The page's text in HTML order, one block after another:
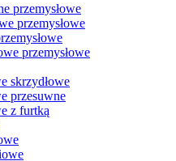
przemysłowe
przemysłowe
przemysłowe
skrzydłowe
przesuwne
z furtką